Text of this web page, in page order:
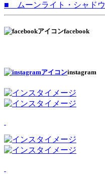
■ ムーンライト・シャドウ
facebook
instagram